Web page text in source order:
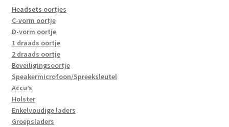
Headsets oortjes
C-vorm oortje
D-vorm oortje
1 draads oortje
2 draads oortje
Beveiligingsoortje
Speakermicrofoon/Spreeksleutel
Accu’s
Holster
Enkelvoudige laders
Groepsladers